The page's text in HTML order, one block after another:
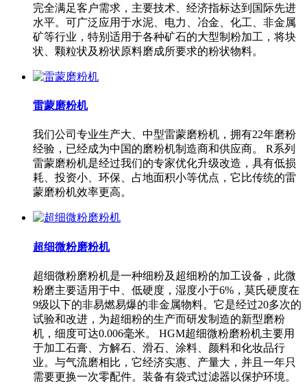
完全满足客户需求，主要技术、经济指标达到国际先进
水平。可广泛应用于水泥、电力、冶金、化工、非金属
矿等行业，特别适用于各种矿石的大型制粉加工，将块
状、颗粒状及粉状原料磨成所要求的粉状物料。
雷蒙磨粉机
我们公司专业生产大、中型雷蒙磨粉机，拥有22年磨粉
经验，已经成为中国的磨粉机制造商和供应商。 R系列
雷蒙磨粉机是经过我们的专家优化升级改造，具有低损
耗、投资小、环保、占地面积小等优点，它比传统的雷
蒙磨粉机效率更高。
超细微粉磨粉机
超细微粉磨粉机是一种细粉及超细粉的加工设备，此微
粉磨主要适用于中、低硬度，湿度小于6%，莫氏硬度在
9级以下的非易燃易爆的非金属物料。它是经过20多次的
试验和改进，为超细粉的生产而研发制造的新型磨粉
机，细度可达0.006毫米。 HGM超细微粉磨粉机主要用
于加工石膏、方解石、滑石、涂料、颜料和化妆品行
业。与气流磨相比，它经济实惠、产量大，并且一年只
需要更换一次零配件。装备有袋式过滤器以保护环境。